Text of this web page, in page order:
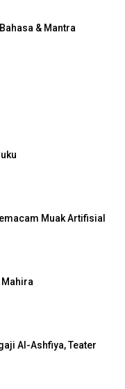
& Mantra
Muak Artifisial
Mahira
Al-Ashfiya, Teater